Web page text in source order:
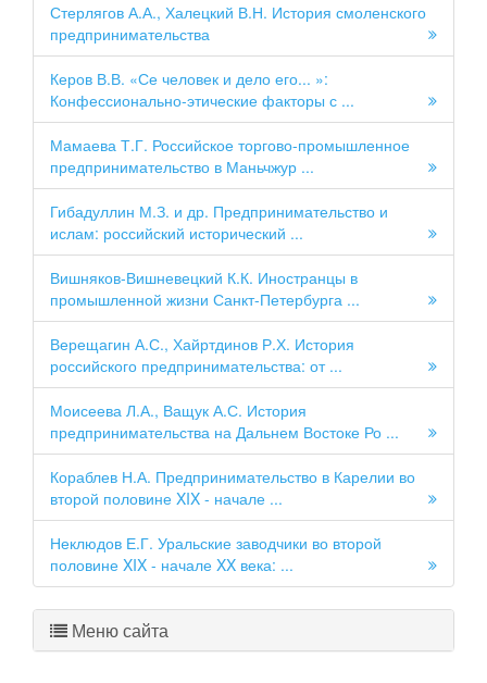
Стерлягов А.А., Халецкий В.Н. История смоленского
предпринимательства
Керов В.В. «Се человек и дело его... »:
Конфессионально-этические факторы с ...
Мамаева Т.Г. Российское торгово-промышленное
предпринимательство в Маньчжур ...
Гибадуллин М.З. и др. Предпринимательство и
ислам: российский исторический ...
Вишняков-Вишневецкий К.К. Иностранцы в
промышленной жизни Санкт-Петербурга ...
Верещагин А.С., Хайртдинов Р.Х. История
российского предпринимательства: от ...
Моисеева Л.А., Ващук А.С. История
предпринимательства на Дальнем Востоке Ро ...
Кораблев Н.А. Предпринимательство в Карелии во
второй половине XIX - начале ...
Неклюдов Е.Г. Уральские заводчики во второй
половине XIX - начале XX века: ...
Меню сайта